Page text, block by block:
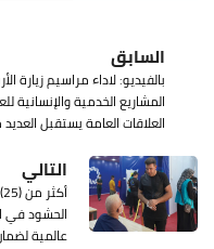
السابق
بالفيديو: لاداء مراسيم زيارة
المشاريع الخدمية والإنسانية
العلاقات العامة يستقبل
التالي
الحشود في
عالمية